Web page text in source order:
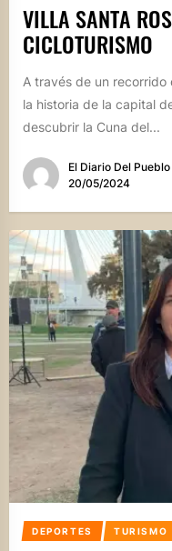
VILLA SANTA
CICLOTURISMO
A través de un
la historia de la capital
descubrir la Cuna del...
El Diario Del Pueblo
20/05/2024
DEPORTES TURISMO